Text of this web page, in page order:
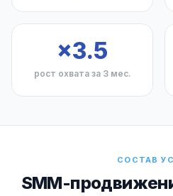
×3.5
рост охвата за 3 мес.
СОСТАВ
SMM-